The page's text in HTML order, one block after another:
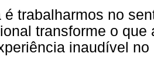
é trabalharmos no
transforme o
inaudível